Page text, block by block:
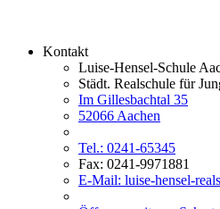
Kontakt
Luise-Hensel-Schule
Städt. Realschule für
Im Gillesbachtal 35
52066 Aachen
Tel.: 0241-65345
Fax: 0241-9971881
E-Mail: luise-hensel-